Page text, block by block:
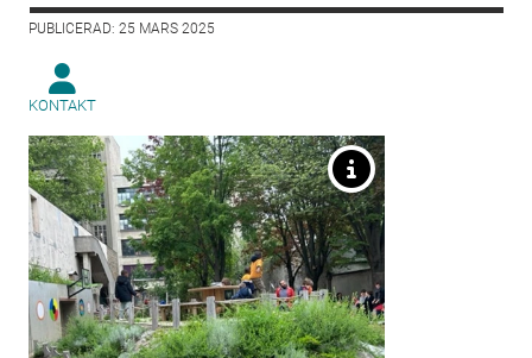
PUBLICERAD: 25 MARS 2025
KONTAKT